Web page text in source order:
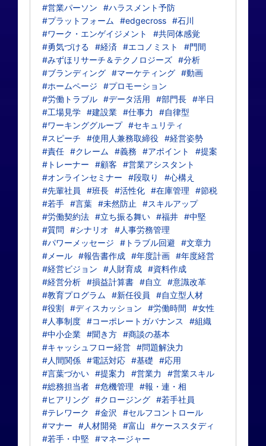
#営業パーソン
#ハラスメント予防
#プラットフォーム
#edgecross #石川
#ワーク・エンゲイジメント
#共同体感覚
#勇気づける
#経済 #エコノミスト
#門間
#みずほリサーチ＆テクノロジーズ #分析
#ブランディング #マーケティング #動画
#ホームページ
#プロモーション
#労働トラブル #データ活用 #部門長 #半日
#工場見学 #建設業 #仕事力
#自律型
#ワーキンググループ #セキュリティ
#スピーチ
#使用人兼務取締役 #経営姿勢
#責任 #クレーム #義務 #アポイント
#提案
#トレーナー
#顧客
#営業アシスタント
#オンラインセミナー
#段取り
#心構え
#先輩社員
#班長 #活性化 #在庫管理
#節税
#若手 #言葉 #未然防止
#スキルアップ
#労働契約法 #立ち振る舞い #福井 #中堅
#質問
#シナリオ
#人事労務管理
#パワーメッセージ
#トラブル回避
#文章力
#メール #報告書作成 #年度計画 #年度経営
#経営ビジョン
#人財育成 #資料作成
#経営分析 #損益計算書 #自立
#意識改革
#教育プログラム
#新任役員
#自立型人材
#役割 #ディスカッション #労働時間
#女性
#人事制度 #コーポレートガバナンス
#組織
#中小企業 #聞き方 #商談の基本
#キャッシュフロー経営 #問題解決力
#人間関係 #電話対応 #基礎
#応用
#言葉づかい #提案力 #営業力
#営業スキル
#総務担当者 #危機管理
#報・連・相
#ヒアリング #クロージング #若手社員
#テレワーク
#金沢
#セルフコントロール
#マナー
#人材開発 #富山
#ケーススタディ
#若手・中堅 #マネージャー